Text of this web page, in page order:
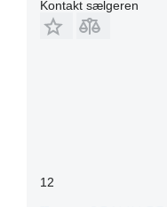
Kontakt sælgeren
12